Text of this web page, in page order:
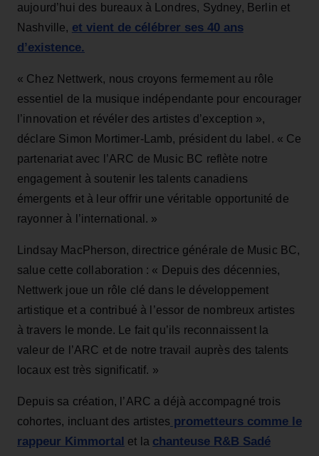
aujourd’hui des bureaux à Londres, Sydney, Berlin et
Nashville, et vient de célébrer ses 40 ans
d’existence.
« Chez Nettwerk, nous croyons fermement au rôle
essentiel de la musique indépendante pour encourager
l’innovation et révéler des artistes d’exception »,
déclare Simon Mortimer-Lamb, président du label. « Ce
partenariat avec l’ARC de Music BC reflète notre
engagement à soutenir les talents canadiens
émergents et à leur offrir une véritable opportunité de
rayonner à l’international. »
Lindsay MacPherson, directrice générale de Music BC,
salue cette collaboration : « Depuis des décennies,
Nettwerk joue un rôle clé dans le développement
artistique et a contribué à l’essor de nombreux artistes
à travers le monde. Le fait qu’ils reconnaissent la
valeur de l’ARC et de notre travail auprès des talents
locaux est très significatif. »
Depuis sa création, l’ARC a déjà accompagné trois
cohortes, incluant des artistes prometteurs comme le
rappeur Kimmortal et la chanteuse R&B Sadé